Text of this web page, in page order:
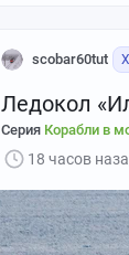
scobar60tut
Ледокол
Серия Корабли в
18 часов